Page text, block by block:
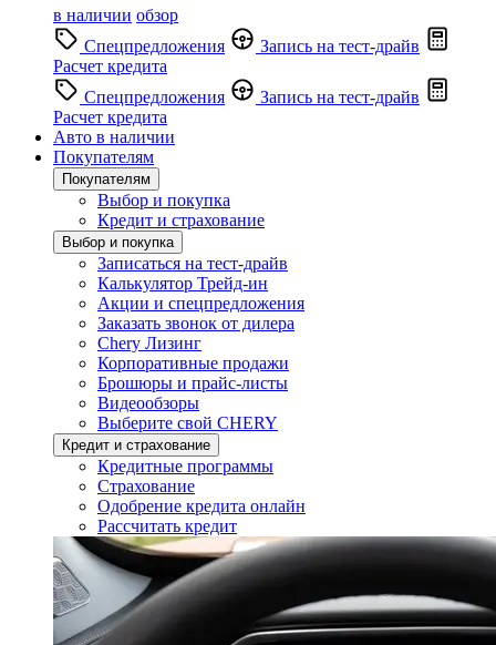
в наличии обзор
Спецпредложения
Запись на тест-драйв
Расчет кредита
Спецпредложения
Запись на тест-драйв
Расчет кредита
Авто в наличии
Покупателям
Покупателям
Выбор и покупка
Кредит и страхование
Выбор и покупка
Записаться на тест-драйв
Калькулятор Трейд-ин
Акции и спецпредложения
Заказать звонок от дилера
Chery Лизинг
Корпоративные продажи
Брошюры и прайс-листы
Видеообзоры
Выберите свой CHERY
Кредит и страхование
Кредитные программы
Страхование
Одобрение кредита онлайн
Рассчитать кредит